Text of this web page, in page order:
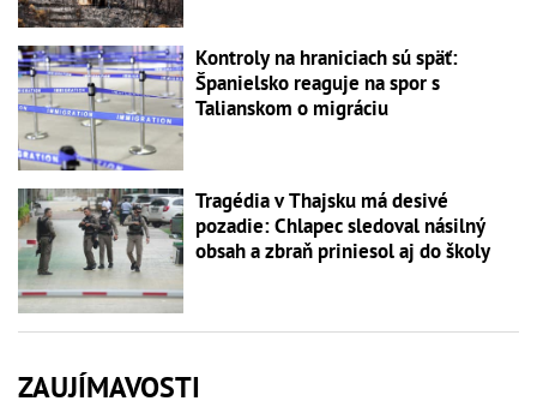
Kontroly na hraniciach sú späť:
Španielsko reaguje na spor s
Talianskom o migráciu
Tragédia v Thajsku má desivé
pozadie: Chlapec sledoval násilný
obsah a zbraň priniesol aj do školy
ZAUJÍMAVOSTI